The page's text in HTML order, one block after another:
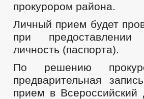
прокурором района.
Личный прием будет
при предоставлении
личность (паспорта).
По решению
предварительная
прием в Всероссийский